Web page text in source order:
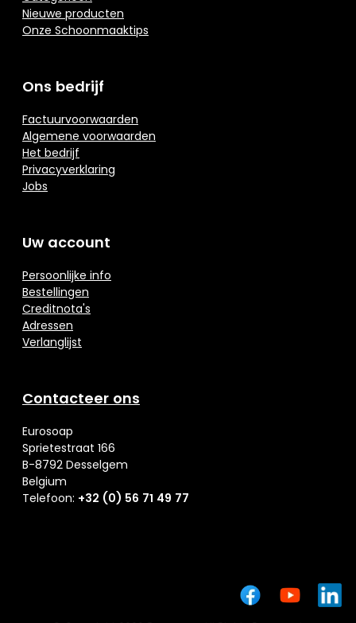
Nieuwe producten
Onze Schoonmaaktips
Ons bedrijf
Factuurvoorwaarden
Algemene voorwaarden
Het bedrijf
Privacyverklaring
Jobs
Uw account
Persoonlijke info
Bestellingen
Creditnota's
Adressen
Verlanglijst
Contacteer ons
Eurosoap
Sprietestraat 166
B-8792 Desselgem
Belgium
Telefoon: +32 (0) 56 71 49 77